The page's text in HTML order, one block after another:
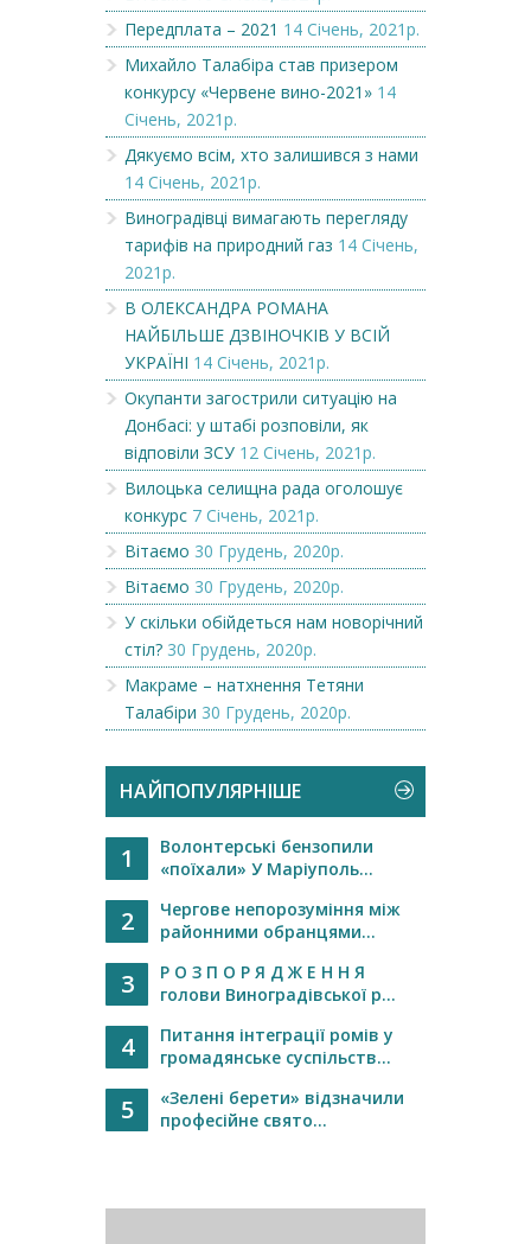
Передплата – 2021 14 Січень, 2021р.
Михайло Талабіра став призером
конкурсу «Червене вино-2021» 14
Січень, 2021р.
Дякуємо всім, хто залишився з нами
14 Січень, 2021р.
Виноградівці вимагають перегляду
тарифів на природний газ 14 Січень,
2021р.
В ОЛЕКСАНДРА РОМАНА
НАЙБІЛЬШЕ ДЗВІНОЧКІВ У ВСІЙ
УКРАЇНІ 14 Січень, 2021р.
Окупанти загострили ситуацію на
Донбасі: у штабі розповіли, як
відповіли ЗСУ 12 Січень, 2021р.
Вилоцька селищна рада оголошує
конкурс 7 Січень, 2021р.
Вітаємо 30 Грудень, 2020р.
Вітаємо 30 Грудень, 2020р.
У скільки обійдеться нам новорічний
стіл? 30 Грудень, 2020р.
Макраме – натхнення Тетяни
Талабіри 30 Грудень, 2020р.
НАЙПОПУЛЯРНІШЕ
1
Волонтерські бензопили
«поїхали» У Маріуполь...
2
Чергове непорозуміння між
районними обранцями...
3
Р О З П О Р Я Д Ж Е Н Н Я
голови Виноградівської р...
4
Питання інтеграції ромів у
громадянське суспільств...
5
«Зелені берети» відзначили
професійне свято...